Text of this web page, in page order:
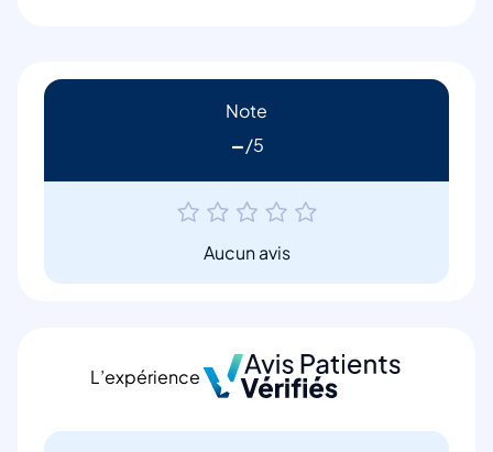
Note
-
Aucun avis
L’expérience